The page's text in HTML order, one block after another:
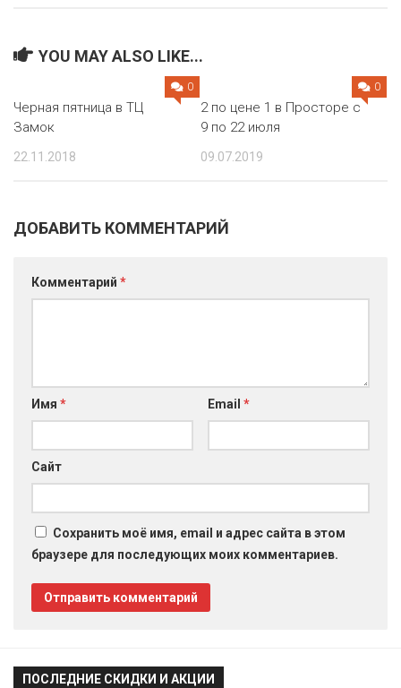
YOU MAY ALSO LIKE...
0
Черная пятница в ТЦ
Замок
22.11.2018
0
2 по цене 1 в Просторе с
9 по 22 июля
09.07.2019
ДОБАВИТЬ КОММЕНТАРИЙ
Комментарий *
Имя * Email *
Сайт
Сохранить моё имя, email и адрес сайта в этом
браузере для последующих моих комментариев.
ПОСЛЕДНИЕ СКИДКИ И АКЦИИ